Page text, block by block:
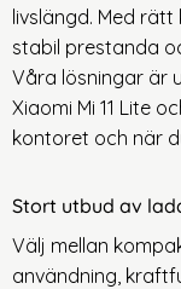
livslängd. Med
stabil prestanda
Våra lösningar är
Xiaomi Mi 11 Lite
kontoret och när
Stort utbud av
Välj mellan
användning,